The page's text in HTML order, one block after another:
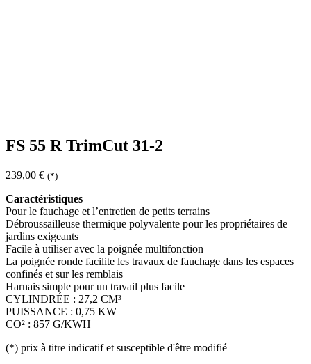
FS 55 R TrimCut 31-2
239,00 € (*)
Caractéristiques
Pour le fauchage et l’entretien de petits terrains
Débroussailleuse thermique polyvalente pour les propriétaires de
jardins exigeants
Facile à utiliser avec la poignée multifonction
La poignée ronde facilite les travaux de fauchage dans les espaces
confinés et sur les remblais
Harnais simple pour un travail plus facile
CYLINDRÉE : 27,2 CM³
PUISSANCE : 0,75 KW
CO² : 857 G/KWH
(*) prix à titre indicatif et susceptible d'être modifié